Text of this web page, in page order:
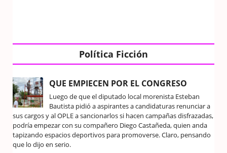
Política Ficción
QUE EMPIECEN POR EL CONGRESO
Luego de que el diputado local morenista Esteban
Bautista pidió a aspirantes a candidaturas renunciar a
sus cargos y al OPLE a sancionarlos si hacen campañas disfrazadas,
podría empezar con su compañero Diego Castañeda, quien anda
tapizando espacios deportivos para promoverse. Claro, pensando
que lo dijo en serio.